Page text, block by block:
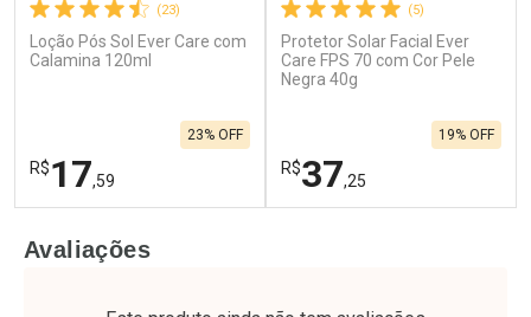
(23)
Loção Pós Sol Ever Care com
Calamina 120ml
R$17,59
23% OFF
Laboratório
Por Menos
(5)
Protetor Solar Facial Ever
Care FPS 70 com Cor Pele
Negra 40g
R$37,25
19% OFF
Laboratório
Por Menos
Avaliações